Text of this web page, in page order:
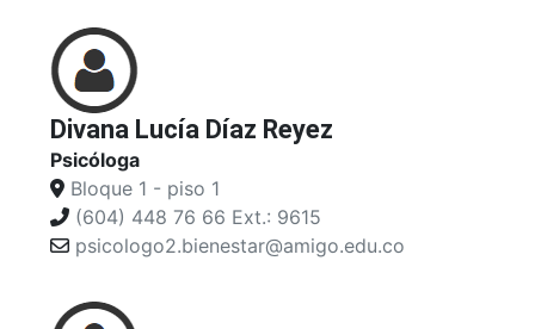
Divana Lucía Díaz Reyez
Psicóloga
Bloque 1 - piso 1
(604) 448 76 66 Ext.: 9615
psicologo2.bienestar@amigo.edu.co